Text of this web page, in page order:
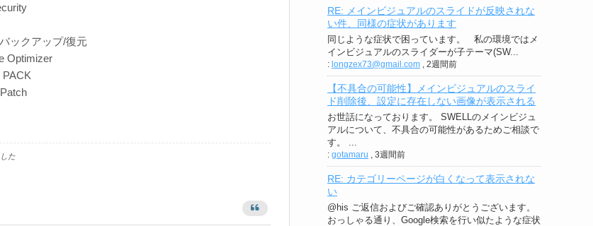
ックアップ/復元
Optimizer
た
RE: メインビジュアルのスライドが反映されな
い件、同様の症状があります
同じような症状で困っています。 私の環境ではメ
インビジュアルのスライダーが子テーマ(SW...
: longzex73@gmail.com 2週間前
【不具合の可能性】メインビジュアルのスライ
ド削除後、設定に存在しない画像が表示される
お世話になっております。 SWELLのメインビジュ
アルについて、不具合の可能性があるためご相談で
す。 ...
: gotamaru 3週間前
RE: カテゴリーページが白くなって表示されな
い
@his ご返信およびご確認ありがとうございます。
おっしゃる通り、Google検索を行い似たような症状